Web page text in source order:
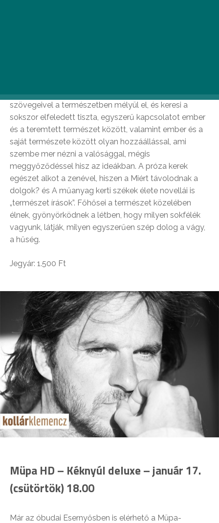
Legesleges, Rengeteg) alapvetően zenéjével és
szövegeivel a természetben mélyül el, és keresi a
sokszor elfeledett tiszta, egyszerű kapcsolatot ember
és a teremtett természet között, valamint ember és a
saját természete között olyan hozzáállással, ami
szembe mer nézni a valósággal, mégis
meggyőződéssel hisz az ideákban. A próza kerek
egészet alkot a zenével, hiszen a Miért távolodnak a
dolgok? és A műanyag kerti székek élete novellái is
„természet írások”. Főhősei a természet közelében
élnek, gyönyörködnek a létben, hogy milyen sokfélék
vagyunk, látják, milyen egyszerűen szép dolog a vágy,
a hűség.
Jegyár: 1.500 Ft
Müpa HD – Kéknyúl deluxe – január 17.
(csütörtök) 18.00
Már az óbudai Esernyősben is elérhető a Müpa-